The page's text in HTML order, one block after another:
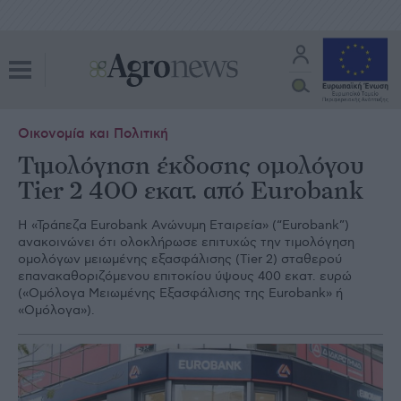
Οικονομία και Πολιτική
Τιμολόγηση έκδοσης ομολόγου
Tier 2 400 εκατ. από Eurobank
Η «Τράπεζα Eurobank Ανώνυμη Εταιρεία» (“Eurobank”)
ανακοινώνει ότι ολοκλήρωσε επιτυχώς την τιμολόγηση
ομολόγων μειωμένης εξασφάλισης (Tier 2) σταθερού
επανακαθοριζόμενου επιτοκίου ύψους 400 εκατ. ευρώ
(«Ομόλογα Μειωμένης Εξασφάλισης της Eurobank» ή
«Ομόλογα»).